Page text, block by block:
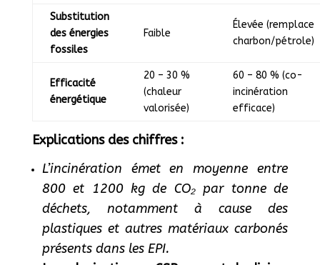
Substitution
des énergies
fossiles
Faible
Élevée (remplace
charbon/pétrole)
Efficacité
énergétique
20 – 30 %
(chaleur
valorisée)
60 – 80 % (co-
incinération
efficace)
Explications des chiffres :
L’incinération émet en moyenne entre
800 et 1200 kg de CO₂ par tonne de
déchets, notamment à cause des
plastiques et autres matériaux carbonés
présents dans les EPI.